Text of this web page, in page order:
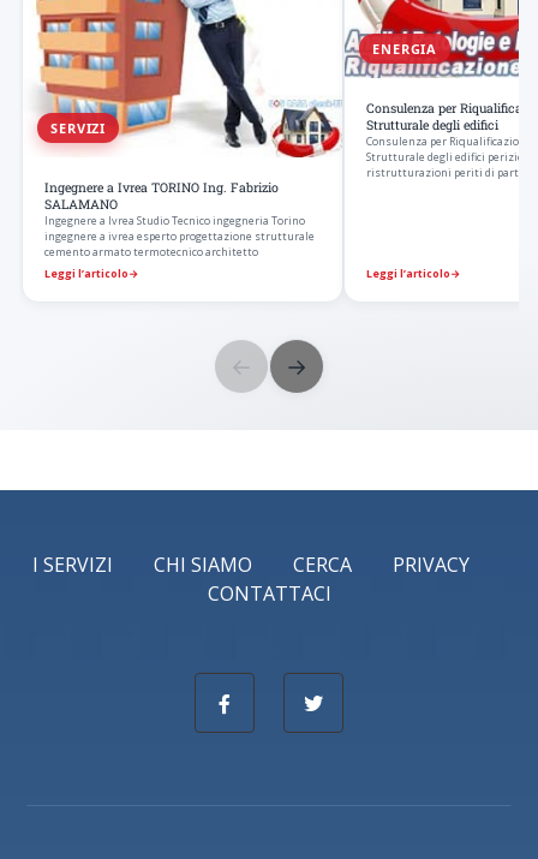
SERVIZI
Ingegnere a Ivrea TORINO Ing. Fabrizio
SALAMANO
Ingegnere a Ivrea Studio Tecnico ingegneria Torino
ingegnere a ivrea esperto progettazione strutturale
cemento armato termotecnico architetto
Leggi l’articolo→
ENERGIA
Consulenza per
Strutturale degli edifici
Consulenza per Riqualificazione
Strutturale degli edifici perizie
ristrutturazioni periti di parte
Leggi l’articolo→
← →
I SERVIZI CHI SIAMO CERCA
PRIVACY
CONTATTACI